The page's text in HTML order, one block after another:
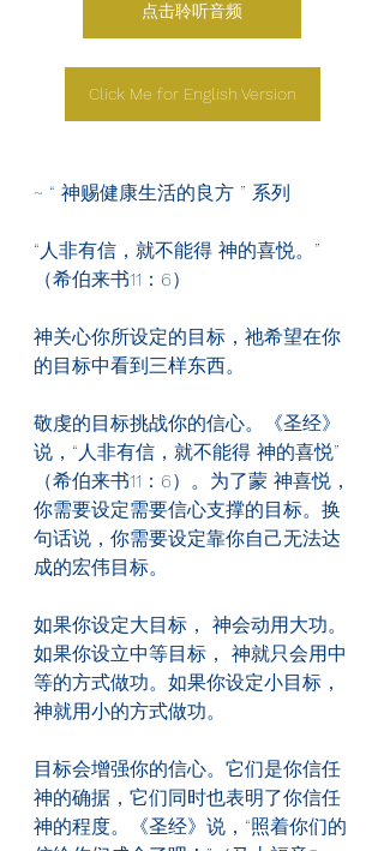
点击聆听音频
Click Me for English Version
~ “ 神赐健康生活的良方 ” 系列
“人非有信，就不能得 神的喜悦。”
（希伯来书11：6）
神关心你所设定的目标，祂希望在你
的目标中看到三样东西。
敬虔的目标挑战你的信心。《圣经》
说，“人非有信，就不能得 神的喜悦”
（希伯来书11：6）。为了蒙 神喜悦，
你需要设定需要信心支撑的目标。换
句话说，你需要设定靠你自己无法达
成的宏伟目标。
如果你设定大目标， 神会动用大功。
如果你设立中等目标， 神就只会用中
等的方式做功。如果你设定小目标，
神就用小的方式做功。
目标会增强你的信心。它们是你信任
神的确据，它们同时也表明了你信任
神的程度。《圣经》说，“照着你们的